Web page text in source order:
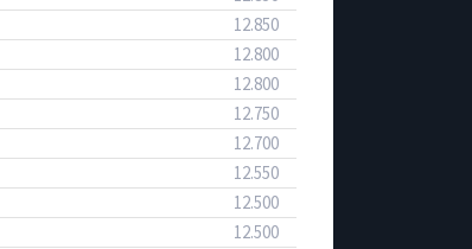
12.850
12.800
12.800
12.750
12.700
12.550
12.500
12.500